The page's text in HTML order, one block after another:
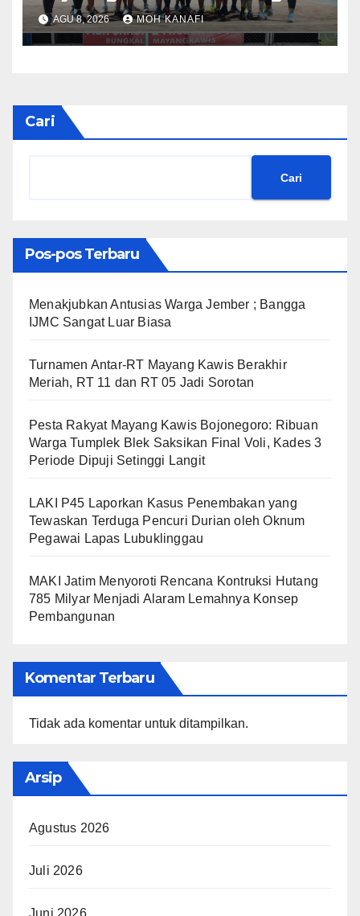
Tumplek Blek Saksikan Final
Voli, Kades 3 Periode Dipuji
Setinggi Langit
AGU 8, 2026 MOH KANAFI
Cari
Cari
Pos-pos Terbaru
Menakjubkan Antusias Warga Jember ; Bangga
IJMC Sangat Luar Biasa
Turnamen Antar-RT Mayang Kawis Berakhir
Meriah, RT 11 dan RT 05 Jadi Sorotan
​Pesta Rakyat Mayang Kawis Bojonegoro: Ribuan
Warga Tumplek Blek Saksikan Final Voli, Kades 3
Periode Dipuji Setinggi Langit
LAKI P45 Laporkan Kasus Penembakan yang
Tewaskan Terduga Pencuri Durian oleh Oknum
Pegawai Lapas Lubuklinggau
MAKI Jatim Menyoroti Rencana Kontruksi Hutang
785 Milyar Menjadi Alaram Lemahnya Konsep
Pembangunan
Komentar Terbaru
Tidak ada komentar untuk ditampilkan.
Arsip
Agustus 2026
Juli 2026